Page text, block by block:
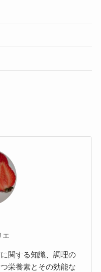
エ
関する知識、調理の
栄養素とその効能な